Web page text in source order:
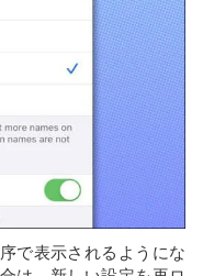
で表示されるようにな